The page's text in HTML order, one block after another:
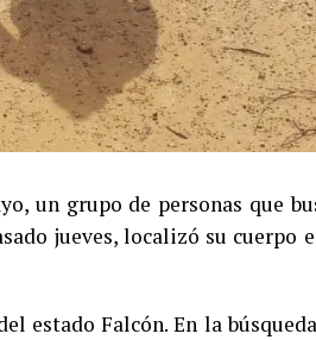
un grupo de personas que
jueves, localizó su cuerpo
estado Falcón. En la